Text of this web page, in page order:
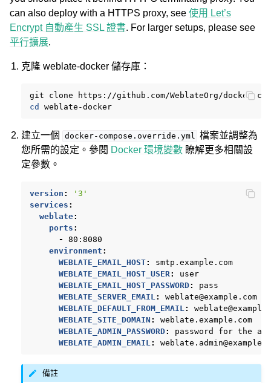
can also deploy with a HTTPS proxy, see 使用 Let’s
Encrypt 自動產生 SSL 證書. For larger setups, please see
平行擴展.
克隆 weblate-docker 儲存庫：
git clone
https://github.com/WeblateOrg/docker-
cd
建立一個 docker-compose.override.yml 檔案並調整為
您所需的設定。參閱 Docker 環境變數 瞭解更多相關設
定參數。
version :
'3'
services :
weblate:
ports :
-
80:8080
environment :
WEBLATE_EMAIL_HOST:
smtp.example.com
WEBLATE_EMAIL_HOST_USER:
user
WEBLATE_EMAIL_HOST_PASSWORD:
pass
WEBLATE_SERVER_EMAIL:
weblate@example.com
WEBLATE_DEFAULT_FROM_EMAIL:
WEBLATE_SITE_DOMAIN :
weblate.example.com
WEBLATE_ADMIN_PASSWORD:
password for the
WEBLATE_ADMIN_EMAIL:
備註